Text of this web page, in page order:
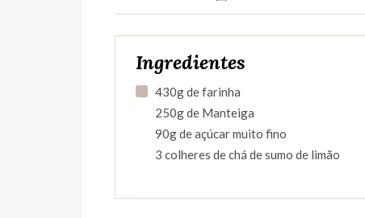
Ingredientes
430g de farinha
250g de Manteiga
90g de açúcar muito fino
3 colheres de chá de sumo de limão